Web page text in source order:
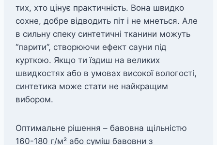
тих, хто цінує практичність. Вона швидко
сохне, добре відводить піт і не мнеться. Але
в сильну спеку синтетичні тканини можуть
“парити”, створюючи ефект сауни під
курткою. Якщо ти їздиш на великих
швидкостях або в умовах високої вологості,
синтетика може стати не найкращим
вибором.
Оптимальне рішення – бавовна щільністю
160-180 г/м² або суміш бавовни з